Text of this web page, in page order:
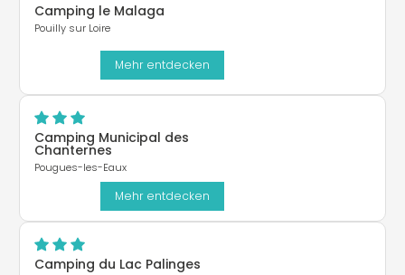
Camping le Malaga
Pouilly sur Loire
Mehr entdecken
Camping Municipal des
Chanternes
Pougues-les-Eaux
Mehr entdecken
Camping du Lac Palinges